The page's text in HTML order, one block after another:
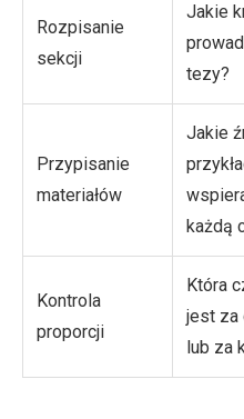
Rozpisanie
sekcji
Jakie
tezy?
Przypisanie
materiałów
Jakie
każdą
Kontrola
proporcji
Która
jest za
lub za